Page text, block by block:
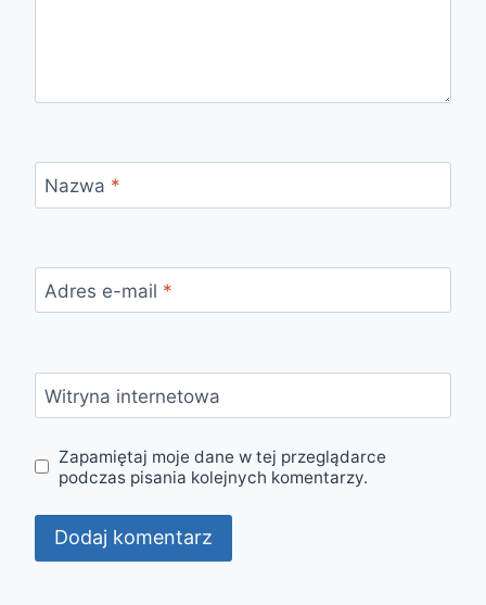
Nazwa *
Adres e-mail *
Witryna internetowa
Zapamiętaj moje dane w tej przeglądarce
podczas pisania kolejnych komentarzy.